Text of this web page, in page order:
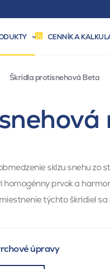
CENNÍK A
Škridla protisnehová Beta
sklzu snehu zo
homogénny prvok a
týchto škridiel
úpravy